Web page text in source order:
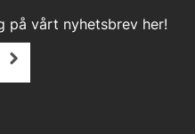
på vårt nyhetsbrev her!